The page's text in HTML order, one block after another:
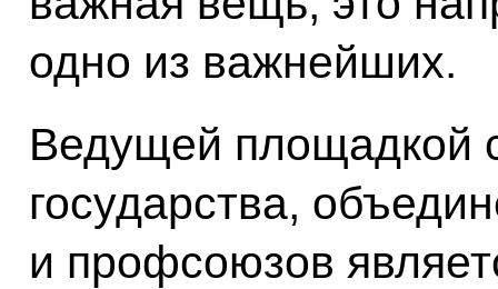
одно из важнейших.
Ведущей площадкой
государства,
и профсоюзов